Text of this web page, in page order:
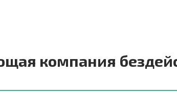
компания